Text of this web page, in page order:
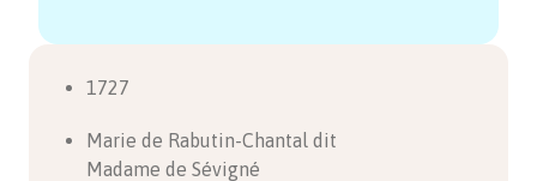
1727
Marie de Rabutin-Chantal dit
Madame de Sévigné